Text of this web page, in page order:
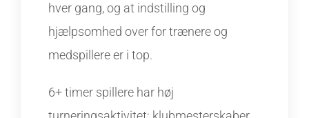
hver gang, og at indstilling og
hjælpsomhed over for trænere og
medspillere er i top.
6+ timer spillere har høj